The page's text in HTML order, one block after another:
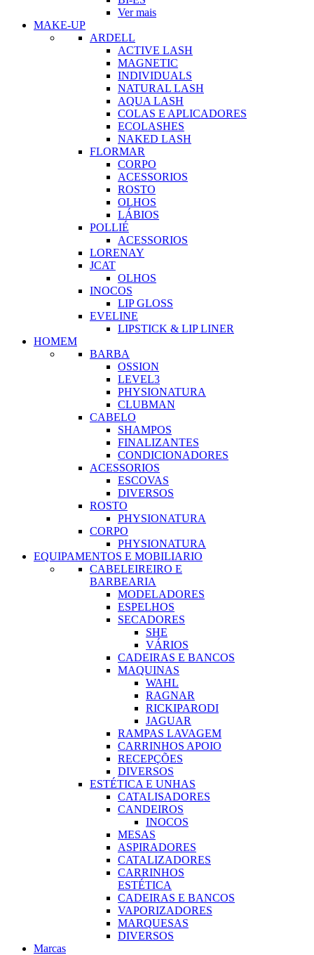
Ver mais
MAKE-UP
ARDELL
ACTIVE LASH
MAGNETIC
INDIVIDUALS
NATURAL LASH
AQUA LASH
COLAS E APLICADORES
ECOLASHES
NAKED LASH
FLORMAR
CORPO
ACESSORIOS
ROSTO
OLHOS
LÁBIOS
POLLIÉ
ACESSORIOS
LORENAY
JCAT
OLHOS
INOCOS
LIP GLOSS
EVELINE
LIPSTICK & LIP LINER
HOMEM
BARBA
OSSION
LEVEL3
PHYSIONATURA
CLUBMAN
CABELO
SHAMPOS
FINALIZANTES
CONDICIONADORES
ACESSORIOS
ESCOVAS
DIVERSOS
ROSTO
PHYSIONATURA
CORPO
PHYSIONATURA
EQUIPAMENTOS E MOBILIARIO
CABELEIREIRO E
BARBEARIA
MODELADORES
ESPELHOS
SECADORES
SHE
VÁRIOS
CADEIRAS E BANCOS
MAQUINAS
WAHL
RAGNAR
RICKIPARODI
JAGUAR
RAMPAS LAVAGEM
CARRINHOS APOIO
RECEPÇÕES
DIVERSOS
ESTÉTICA E UNHAS
CATALISADORES
CANDEIROS
INOCOS
MESAS
ASPIRADORES
CATALIZADORES
CARRINHOS
ESTÉTICA
CADEIRAS E BANCOS
VAPORIZADORES
MARQUESAS
DIVERSOS
Marcas